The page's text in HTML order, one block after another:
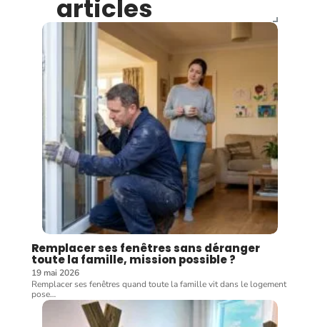
articles
Remplacer ses fenêtres sans déranger
toute la famille, mission possible ?
19 mai 2026
Remplacer ses fenêtres quand toute la famille vit dans le logement
pose…